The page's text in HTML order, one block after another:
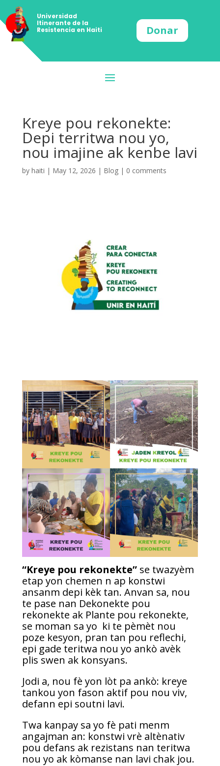
Universidad
Itinerante de la
Resistencia en Haiti
Donar
Kreye pou rekonekte:
Depi territwa nou yo,
nou imajine ak kenbe lavi
by haiti | May 12, 2026 | Blog| 0 comments
“Kreye pou rekonekte”se twazyèm
etap yon chemen n ap konstwi
ansanm depi kèk tan. Anvan sa, nou
te pase nan Dekonekte pou
rekonekte ak Plante pou rekonekte,
se moman sa yo ki te pèmèt nou
poze kesyon, pran tan pou reflechi,
epi gade teritwa nou yo ankò avèk
plis swen ak konsyans.
Jodi a, nou fè yon lòt pa ankò: kreye
tankou yon fason aktif pou nou viv,
defann epi soutni lavi.
Twa kanpay sa yo fè pati menm
angajman an: konstwi vrè altènativ
pou defans ak rezistans nan teritwa
nou yo ak kòmanse nan lavi chak jou.